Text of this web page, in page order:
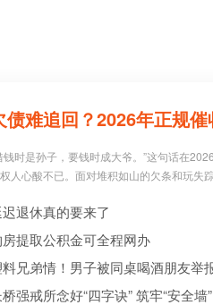
钱时是孙子，要钱时成大爷。”这句话在
人心酸不已。面对堆积如山的欠条和玩失踪
每10个急于追债的人中，就有3个不仅没追
构骗走了高额“前期服务费”，甚至因委托**
真正持牌合规？本文为您深度盘点2026年
退休真的要来了
房提取公积金可全程网办
料兄弟情！男子被同桌喝酒朋友举
强戒所念好“四字诀” 筑牢“安全墙”